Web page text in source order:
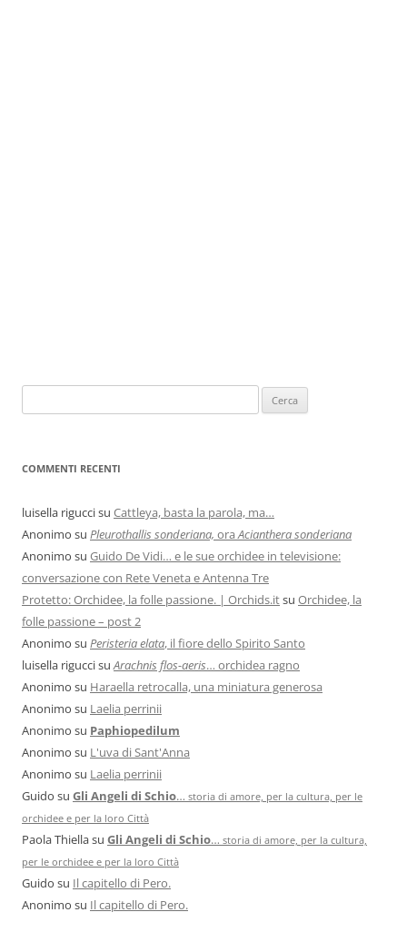
COMMENTI RECENTI
luisella riguccisu Cattleya, basta la parola, ma…
Anonimo su Pleurothallis sonderiana, ora Acianthera sonderiana
Anonimo su Guido De Vidi… e le sue orchidee in televisione:
conversazione con Rete Veneta e Antenna Tre
Protetto: Orchidee, la folle passione. | Orchids.itsu Orchidee, la
folle passione – post 2
Anonimo su Peristeria elata, il fiore dello Spirito Santo
luisella riguccisu Arachnis flos-aeris… orchidea ragno
Anonimo su Haraella retrocalla, una miniatura generosa
Anonimo su Laelia perrinii
Anonimo su Paphiopedilum
Anonimo su L'uva di Sant'Anna
Anonimo su Laelia perrinii
Guido su Gli Angeli di Schio… storia di amore, per la cultura, per le
orchidee e per la loro Città
Paola Thiellasu Gli Angeli di Schio… storia di amore, per la cultura,
per le orchidee e per la loro Città
Guido su Il capitello di Pero.
Anonimo su Il capitello di Pero.